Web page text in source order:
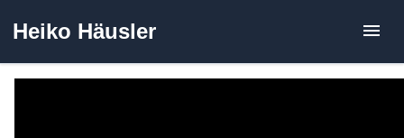
Inhalt
Heiko Häusler